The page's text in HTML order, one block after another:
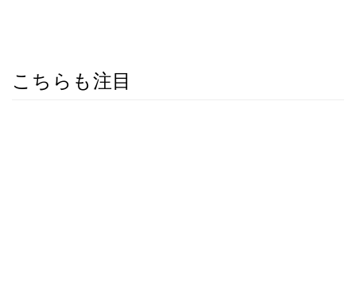
こちらも注目